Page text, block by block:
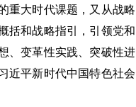
重大时代课题，又从战略
括和战略指引，引领党和
、变革性实践、突破性进
近平新时代中国特色社会